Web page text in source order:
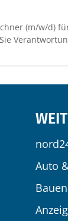
(m/w/d)
Auto